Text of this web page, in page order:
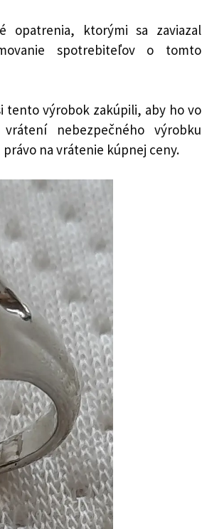
opatrenia, ktorými sa zaviazal
spotrebiteľov o tomto
tento výrobok zakúpili, aby ho vo
nebezpečného výrobku
na vrátenie kúpnej ceny.